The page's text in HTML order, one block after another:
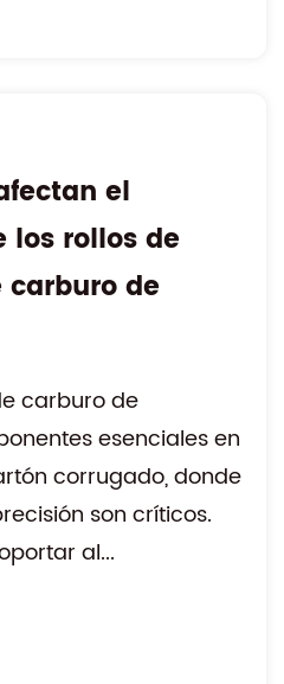
el
los rollos de
de
carburo de
esenciales en
corrugado, donde
son críticos.
al...